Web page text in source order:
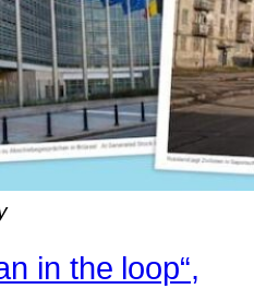
in the loop“,